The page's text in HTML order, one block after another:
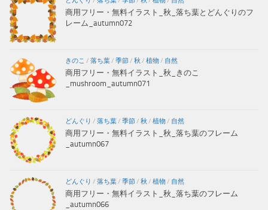
商用フリー・無料イラスト_秋_落ち葉とどんぐりのフ
レーム_autumn072
きのこ / 落ち葉/ 季節/ 秋 / 植物/ 自然
商用フリー・無料イラスト_秋_きのこ
_mushroom_autumn071
どんぐり / 落ち葉/ 季節/ 秋 / 植物/ 自然
商用フリー・無料イラスト_秋_落ち葉のフレーム
_autumn067
どんぐり / 落ち葉/ 季節/ 秋 / 植物/ 自然
商用フリー・無料イラスト_秋_落ち葉のフレーム
_autumn066